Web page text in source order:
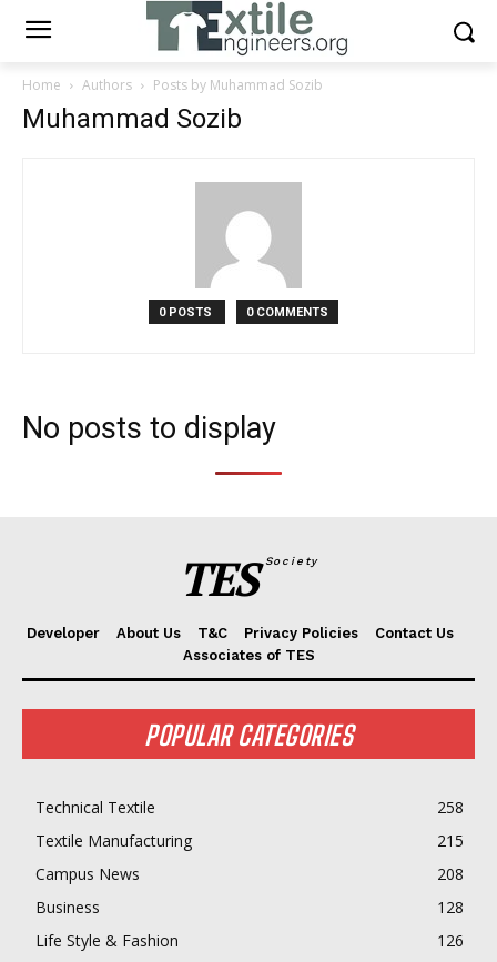
Home Authors Posts by Muhammad Sozib
Muhammad Sozib
0 POSTS 0 COMMENTS
No posts to display
TES Society
Developer About Us T&C Privacy Policies
Contact Us
Associates of TES
POPULAR CATEGORIES
Technical Textile
258
Textile Manufacturing
215
Campus News
208
Business
128
Life Style & Fashion
126